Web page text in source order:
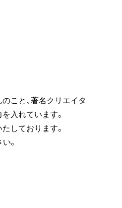
こと、著名クリエイタ
入れています。
たしております。
。